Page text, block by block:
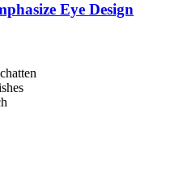
Eye Design